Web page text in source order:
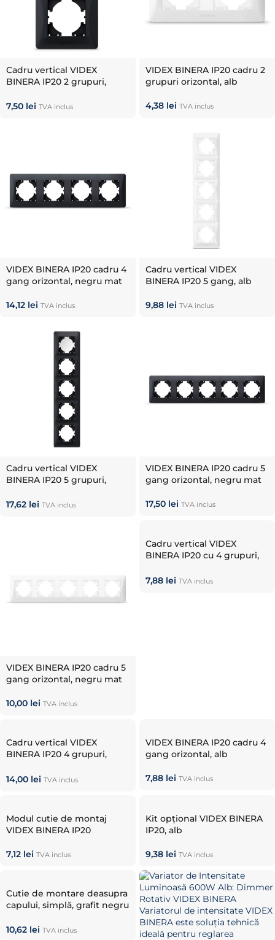
Cadru vertical VIDEX
BINERA IP20 2 grupuri,
7,50 lei TVA inclus
VIDEX BINERA IP20 cadru 2
grupuri orizontal, alb
4,38 lei TVA inclus
VIDEX BINERA IP20 cadru 4
gang orizontal, negru mat
14,12 lei TVA inclus
Cadru vertical VIDEX
BINERA IP20 5 gang, alb
9,88 lei TVA inclus
Cadru vertical VIDEX
BINERA IP20 5 grupuri,
17,62 lei TVA inclus
VIDEX BINERA IP20 cadru 5
gang orizontal, negru mat
17,50 lei TVA inclus
VIDEX BINERA IP20 cadru 5
gang orizontal, negru mat
10,00 lei TVA inclus
Cadru vertical VIDEX
BINERA IP20 cu 4 grupuri,
7,88 lei TVA inclus
Cadru vertical VIDEX
BINERA IP20 4 grupuri,
14,00 lei TVA inclus
VIDEX BINERA IP20 cadru 4
gang orizontal, alb
7,88 lei TVA inclus
Modul cutie de montaj
VIDEX BINERA IP20
7,12 lei TVA inclus
Kit opțional VIDEX BINERA
IP20, alb
9,38 lei TVA inclus
Cutie de montare deasupra
capului, simplă, grafit negru
10,62 lei TVA inclus